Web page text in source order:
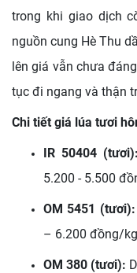
trong khi giao dịch
nguồn cung Hè Thu
lên giá vẫn chưa
tục đi ngang và thận
Chi tiết giá lúa tươi
IR 50404 (tươi):
5.200 - 5.500
OM 5451 (tươi):
– 6.200 đồng/
OM 380 (tươi):